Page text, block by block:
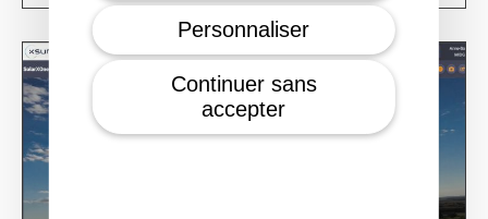
Personnaliser
Continuer sans
accepter